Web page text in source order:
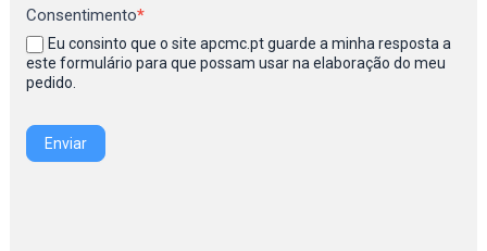
Consentimento*
Eu consinto que o site apcmc.pt guarde a minha resposta a
este formulário para que possam usar na elaboração do meu
pedido.
Enviar